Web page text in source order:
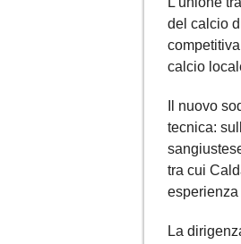
del calcio
calcio
Il nuovo
tecnica:
tra cui
La